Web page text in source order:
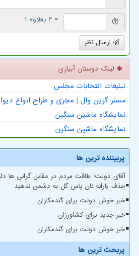
= ۲ بعلاوه ۱
ارسال نظر
لینک دوستان آبیاری
تبلیغات انتخابات مجلس
مستر گرین وال | مجری و طراح انواع
نمایشگاه ماشین سنگین
نمایشگاه ماشین سنگین
پربیننده ترین ها
آقای دولت! طاقت مردم در مقابل گرانی ها
حذف یارانه نان پاس گل به دشمن ندهید
خبر خوش دولت برای گندمکاران
خبر جدید برای کشاورزان
خبر خوش دولت برای گندمکاران
پربحث ترین ها